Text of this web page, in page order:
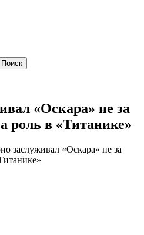
«Оскара» не за
роль в «Титанике»
заслуживал «Оскара» не за